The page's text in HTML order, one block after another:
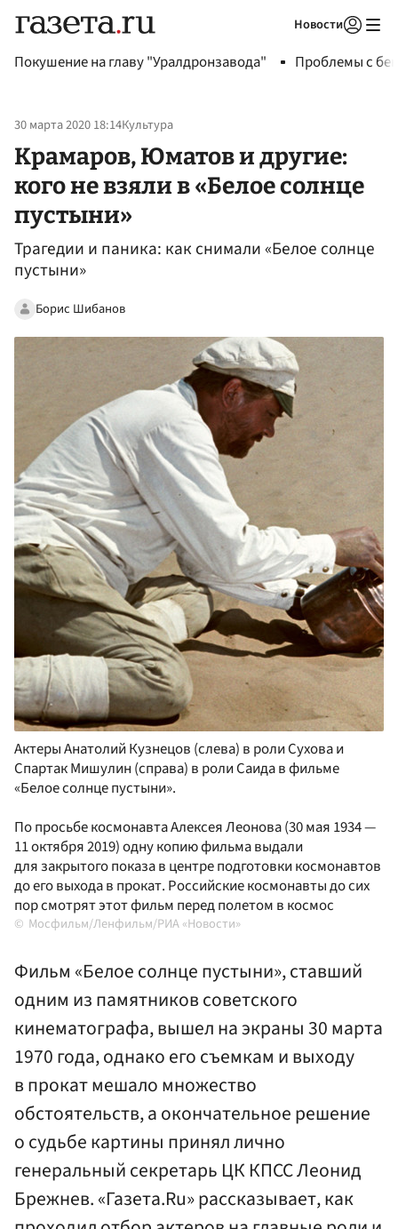
Новости
Покушение на главу "Уралдронзавода" Проблемы с
30 марта 2020 18:14Культура
Крамаров, Юматов и другие:
кого не взяли в «Белое солнце
пустыни»
Трагедии и паника: как снимали «Белое солнце
пустыни»
Борис Шибанов
Актеры Анатолий Кузнецов (слева) в роли Сухова и
Спартак Мишулин (справа) в роли Саида в фильме
«Белое солнце пустыни».
По просьбе космонавта Алексея Леонова (30 мая 1934 —
11 октября 2019) одну копию фильма выдали
для закрытого показа в центре подготовки космонавтов
до его выхода в прокат. Российские космонавты до сих
пор смотрят этот фильм перед полетом в космос
Мосфильм/Ленфильм/РИА «Новости»
Фильм «Белое солнце пустыни», ставший
одним из памятников советского
кинематографа, вышел на экраны 30 марта
1970 года, однако его съемкам и выходу
в прокат мешало множество
обстоятельств, а окончательное решение
о судьбе картины принял лично
генеральный секретарь ЦК КПСС Леонид
Брежнев. «Газета.Ru» рассказывает, как